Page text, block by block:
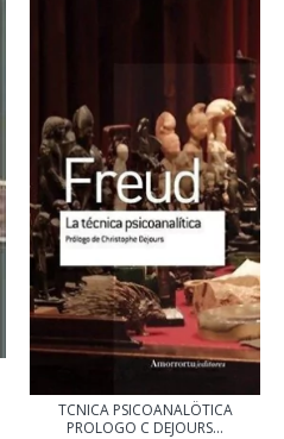
TCNICA PSICOANALÖTICA
PROLOGO C DEJOURS...